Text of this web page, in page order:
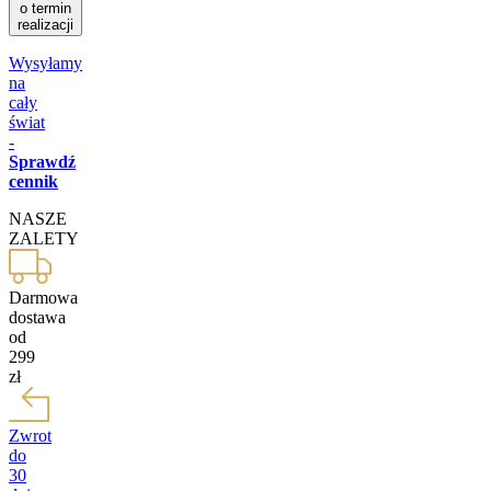
o termin
realizacji
Wysyłamy
na
cały
świat
-
Sprawdź
cennik
NASZE
ZALETY
Darmowa
dostawa
od
299
zł
Zwrot
do
30